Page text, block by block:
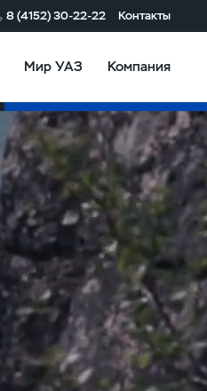
8 (4152) 30-22-22 Контакты
Мир УАЗ Компания